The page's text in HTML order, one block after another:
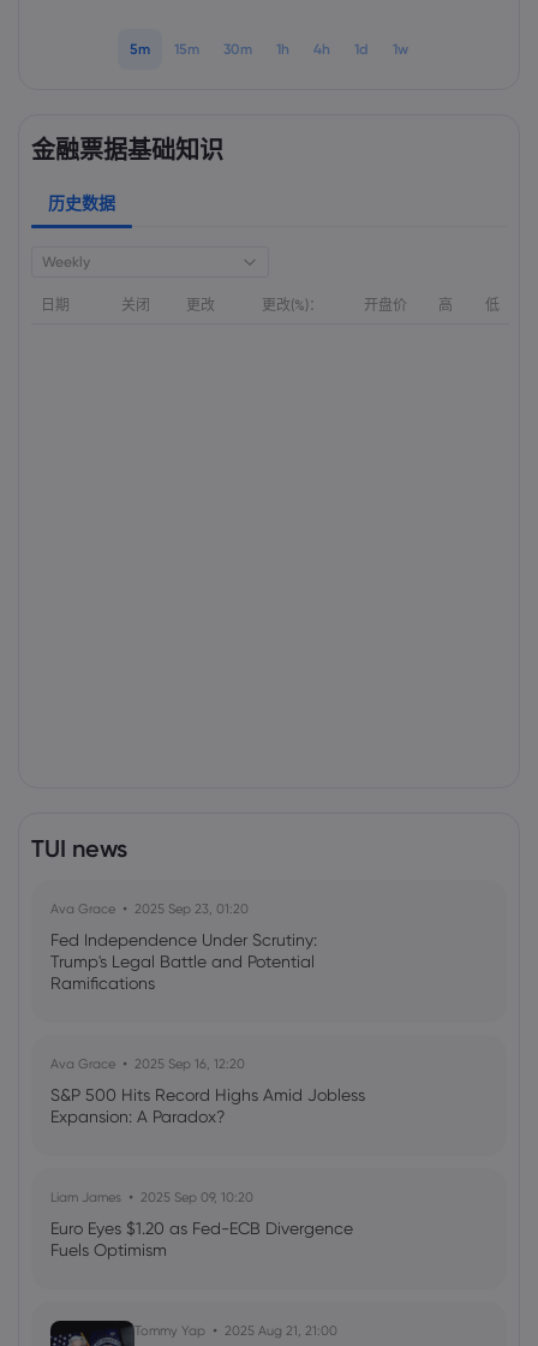
5m 15m 30m 1h 4h 1d 1w
金融票据基础知识
历史数据
Weekly
日期 关闭 更改 更改(%)： 开盘价 高 低
TUI news
Ava Grace 2025 Sep 23, 01:20
Fed Independence Under Scrutiny:
Trump's Legal Battle and Potential
Ramifications
Ava Grace 2025 Sep 16, 12:20
S&P 500 Hits Record Highs Amid Jobless
Expansion: A Paradox?
Liam James 2025 Sep 09, 10:20
Euro Eyes $1.20 as Fed-ECB Divergence
Fuels Optimism
Tommy Yap 2025 Aug 21, 21:00